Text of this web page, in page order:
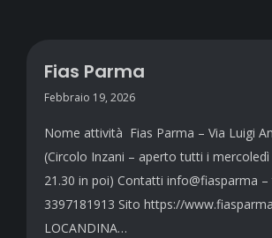
Fias Parma
Febbraio 19, 2026
Nome attività Fias Parma – Via Luigi
(Circolo Inzani – aperto tutti i mercoledì
21.30 in poi) Contatti info@fiasparma –
3397181913 Sito https://
LOCANDINA…